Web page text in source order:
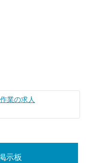
業の求人
示板